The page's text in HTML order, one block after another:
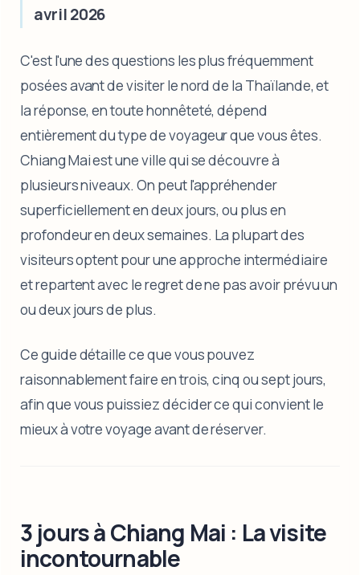
avril 2026
C'est l'une des questions les plus fréquemment
posées avant de visiter le nord de la Thaïlande, et
la réponse, en toute honnêteté, dépend
entièrement du type de voyageur que vous êtes.
Chiang Mai est une ville qui se découvre à
plusieurs niveaux. On peut l'appréhender
superficiellement en deux jours, ou plus en
profondeur en deux semaines. La plupart des
visiteurs optent pour une approche intermédiaire
et repartent avec le regret de ne pas avoir prévu un
ou deux jours de plus.
Ce guide détaille ce que vous pouvez
raisonnablement faire en trois, cinq ou sept jours,
afin que vous puissiez décider ce qui convient le
mieux à votre voyage avant de réserver.
3 jours à Chiang Mai : La visite
incontournable